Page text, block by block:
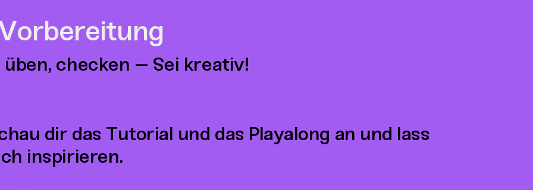
üben, checken – Sei kreativ!
dir das Tutorial und das Playalong an und lass
inspirieren.